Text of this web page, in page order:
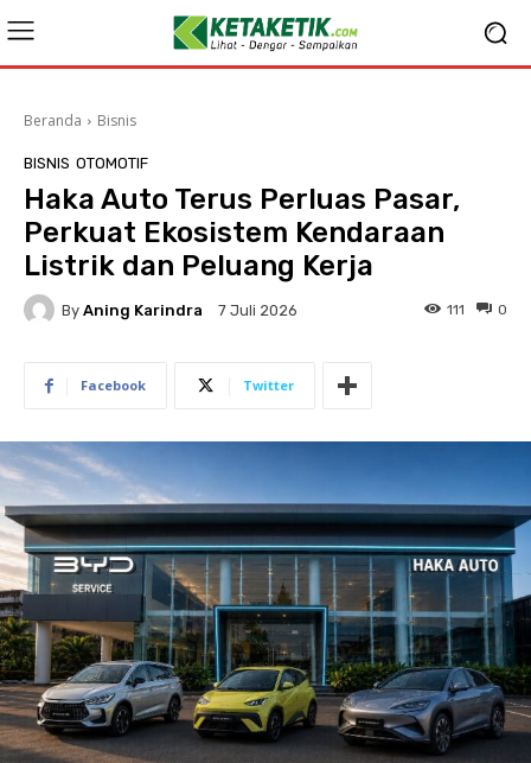
Beranda Bisnis
BISNIS OTOMOTIF
Haka Auto Terus Perluas Pasar,
Perkuat Ekosistem Kendaraan
Listrik dan Peluang Kerja
By Aning Karindra 7 Juli 2026 0
111
Facebook Twitter